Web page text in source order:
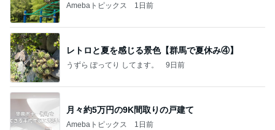
Amebaトピックス 1日前
レトロと夏を感じる景色【群馬で夏休み④】
うずら ぽってり してます。 9日前
月々約5万円の9K間取りの戸建て
Amebaトピックス 1日前